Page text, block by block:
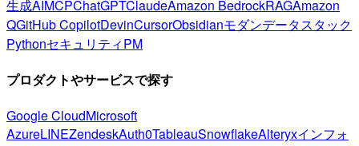
生成AIMCPChatGPTClaudeAmazon BedrockRAGAmazon
QGitHub CopilotDevinCursorObsidianモダンデータスタック
PythonセキュリティPM
プロダクトやサービスで探す
Google CloudMicrosoft
AzureLINEZendeskAuth0TableauSnowflakeAlteryxインフォ